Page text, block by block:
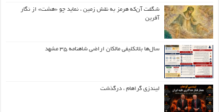
شگفت آن‌که هرمز به نقش زمین ، نماید چو «هشت» از نگار
آفرین
سال‌ها بلاتکلیفی مالکان اراضی شاهنامه ۳۵ مشهد
لیندزی گراهام ، درگذشت